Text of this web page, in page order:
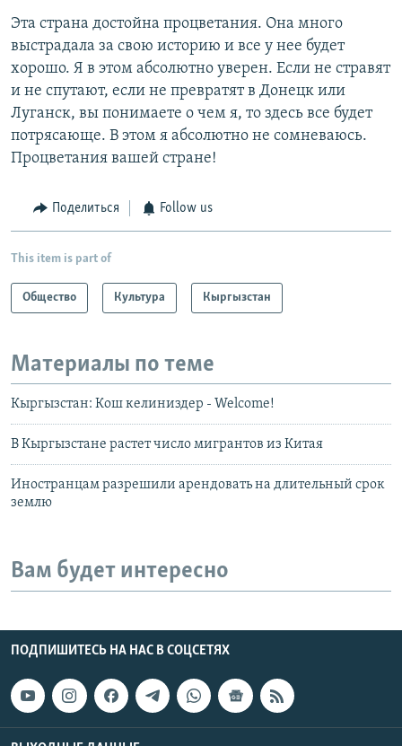
Эта страна достойна процветания. Она много
выстрадала за свою историю и все у нее будет
хорошо. Я в этом абсолютно уверен. Если не стравят
и не спутают, если не превратят в Донецк или
Луганск, вы понимаете о чем я, то здесь все будет
потрясающе. В этом я абсолютно не сомневаюсь.
Процветания вашей стране!
Поделиться Follow us
This item is part of
Общество Культура Кыргызстан
Материалы по теме
Кыргызстан: Кош келиниздер - Welcome!
В Кыргызстане растет число мигрантов из Китая
Иностранцам разрешили арендовать на длительный срок
землю
Вам будет интересно
ПОДПИШИТЕСЬ НА НАС В СОЦСЕТЯХ